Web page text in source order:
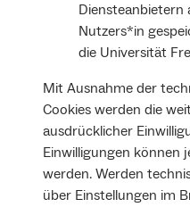
Nutzers*in
die Universität
Mit Ausnahme der
Cookies werden die
ausdrücklicher
Einwilligungen können
werden. Werden
über Einstellungen im